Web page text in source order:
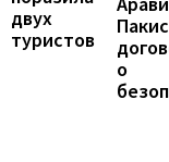
двух
туристов
о